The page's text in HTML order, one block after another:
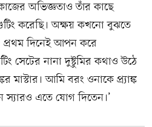
অভিজ্ঞতাও তাঁর কাছে
করেছি। অক্ষয় কখনো বুঝতে
প্রথম দিনেই আপন করে
সেটের নানা দুষ্টুমির কথাও উঠে
মাস্টার। আমি বরং ওনাকে প্র্যাঙ্ক
স্যারও এতে যোগ দিতেন।’